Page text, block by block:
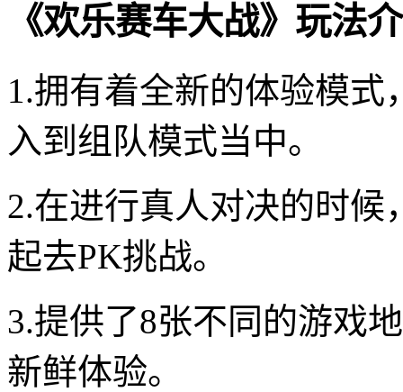
《欢乐赛车大战》玩法
1.拥有着全新的体验模
入到组队模式当中。
2.在进行真人对决的时
起去PK挑战。
3.提供了8张不同的游戏
新鲜体验。